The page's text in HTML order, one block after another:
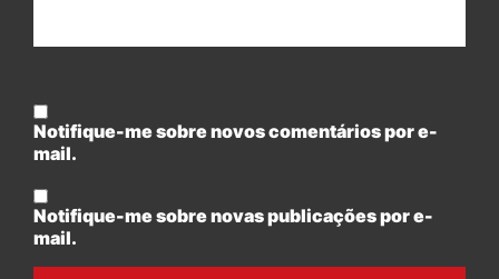
Notifique-me sobre novos comentários por e-
mail.
Notifique-me sobre novas publicações por e-
mail.